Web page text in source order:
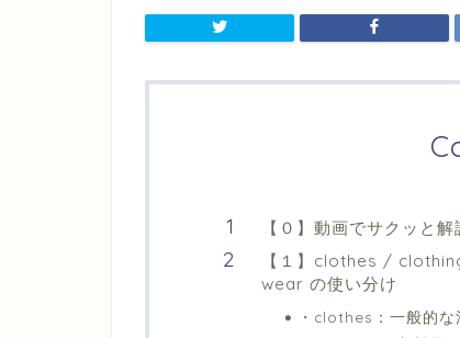
【０】動画でサクッと解
【１】clothes /
wear の使い分け
・clothes：一般的な